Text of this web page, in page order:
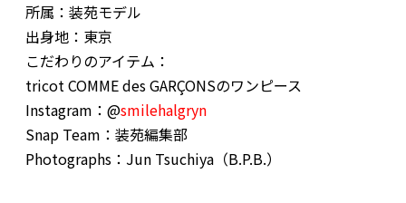
所属：装苑モデル
出身地：東京
こだわりのアイテム：
tricot COMME des GARÇONSのワンピース
Instagram：@smilehalgryn
Snap Team：装苑編集部
Photographs：Jun Tsuchiya（B.P.B.）